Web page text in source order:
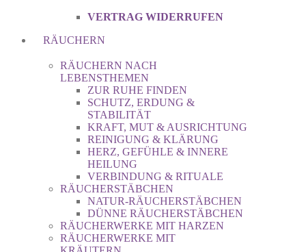
VERTRAG WIDERRUFEN
RÄUCHERN
RÄUCHERN NACH
LEBENSTHEMEN
ZUR RUHE FINDEN
SCHUTZ, ERDUNG &
STABILITÄT
KRAFT, MUT & AUSRICHTUNG
REINIGUNG & KLÄRUNG
HERZ, GEFÜHLE & INNERE
HEILUNG
VERBINDUNG & RITUALE
RÄUCHERSTÄBCHEN
NATUR-RÄUCHERSTÄBCHEN
DÜNNE RÄUCHERSTÄBCHEN
RÄUCHERWERKE MIT HARZEN
RÄUCHERWERKE MIT